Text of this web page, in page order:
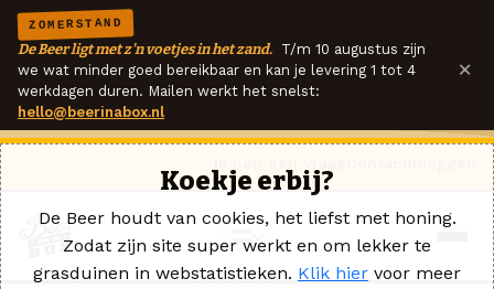
ZOMERSTAND
De Beer ligt met z'n voetjes in het zand. T/m 10 augustus zijn
we wat minder goed bereikbaar en kan je levering 1 tot 4
werkdagen duren. Mailen werkt het snelst:
hello@beerinabox.nl
×
Koekje erbij?
De Beer houdt van cookies, het liefst met honing.
Zodat zijn site super werkt en om lekker te
grasduinen in webstatistieken. Klik hier voor meer